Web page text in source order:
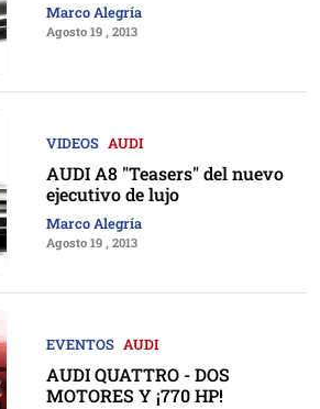
Marco Alegría
Agosto 19 , 2013
VIDEOS AUDI
AUDI A8 "Teasers" del nuevo
ejecutivo de lujo
Marco Alegría
Agosto 19 , 2013
EVENTOS AUDI
AUDI QUATTRO - DOS
MOTORES Y ¡770 HP!